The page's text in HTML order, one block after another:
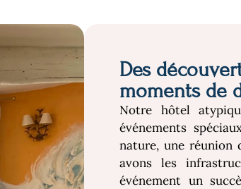
Des
moments de
Notre hôtel
événements
nature, une réunion
avons les
événement un